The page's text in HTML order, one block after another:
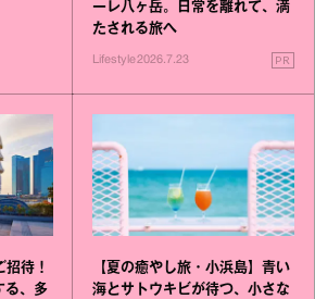
ーレ八ヶ岳。日常を離れて、満
たされる旅へ
Lifestyle2026.7.23 PR
招待！
る、多
【夏の癒やし旅・小浜島】青い
海とサトウキビが待つ、小さな